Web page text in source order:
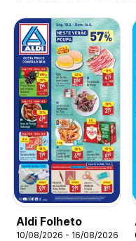
Aldi Folheto
10/08/2026 - 16/08/2026